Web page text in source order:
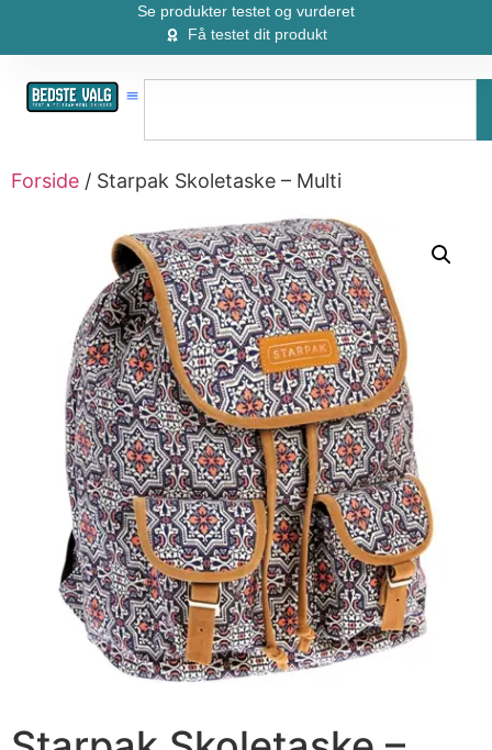
Se produkter testet og vurderet
Få testet dit produkt
Forside / Starpak Skoletaske – Multi